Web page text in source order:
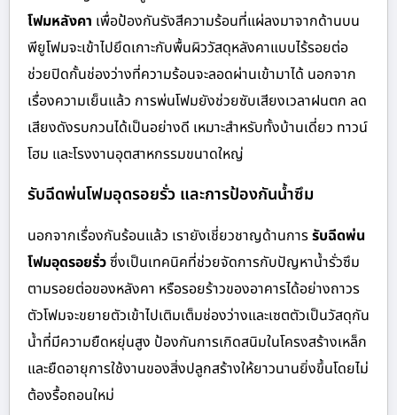
โฟมหลังคา เพื่อป้องกันรังสีความร้อนที่แผ่ลงมาจากด้านบน
พียูโฟมจะเข้าไปยึดเกาะกับพื้นผิววัสดุหลังคาแบบไร้รอยต่อ
ช่วยปิดกั้นช่องว่างที่ความร้อนจะลอดผ่านเข้ามาได้ นอกจาก
เรื่องความเย็นแล้ว การพ่นโฟมยังช่วยซับเสียงเวลาฝนตก ลด
เสียงดังรบกวนได้เป็นอย่างดี เหมาะสำหรับทั้งบ้านเดี่ยว ทาวน์
โฮม และโรงงานอุตสาหกรรมขนาดใหญ่
รับฉีดพ่นโฟมอุดรอยรั่ว และการป้องกันน้ำซึม
นอกจากเรื่องกันร้อนแล้ว เรายังเชี่ยวชาญด้านการรับฉีดพ่น
โฟมอุดรอยรั่วซึ่งเป็นเทคนิคที่ช่วยจัดการกับปัญหาน้ำรั่วซึม
ตามรอยต่อของหลังคา หรือรอยร้าวของอาคารได้อย่างถาวร
ตัวโฟมจะขยายตัวเข้าไปเติมเต็มช่องว่างและเซตตัวเป็นวัสดุกัน
น้ำที่มีความยืดหยุ่นสูง ป้องกันการเกิดสนิมในโครงสร้างเหล็ก
และยืดอายุการใช้งานของสิ่งปลูกสร้างให้ยาวนานยิ่งขึ้นโดยไม่
ต้องรื้อถอนใหม่